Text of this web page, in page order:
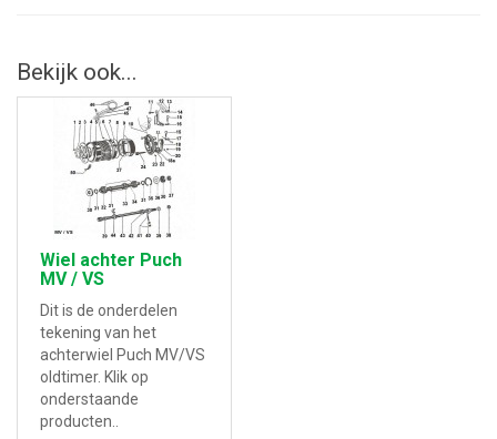
Bekijk ook...
Wiel achter Puch
MV / VS
Dit is de onderdelen
tekening van het
achterwiel Puch MV/VS
oldtimer. Klik op
onderstaande
producten..